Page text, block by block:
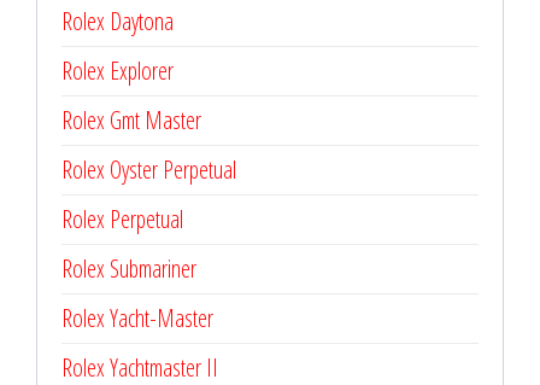
Rolex Daytona
Rolex Explorer
Rolex Gmt Master
Rolex Oyster Perpetual
Rolex Perpetual
Rolex Submariner
Rolex Yacht-Master
Rolex Yachtmaster II